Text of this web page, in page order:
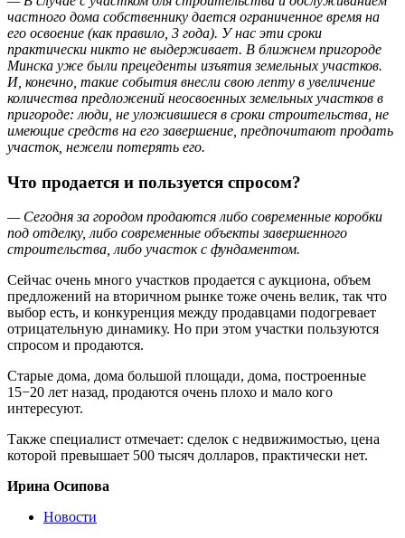
частного дома собственнику дается ограниченное время на
его освоение (как правило, 3 года). У нас эти сроки
практически никто не выдерживает. В ближнем пригороде
Минска уже были прецеденты изъятия земельных участков.
И, конечно, такие события внесли свою лепту в увеличение
количества предложений неосвоенных земельных участков в
пригороде: люди, не уложившиеся в сроки строительства, не
имеющие средств на его завершение, предпочитают продать
участок, нежели потерять его.
Что продается и пользуется спросом?
— Сегодня за городом продаются либо современные коробки
под отделку, либо современные объекты завершенного
строительства, либо участок с фундаментом.
Сейчас очень много участков продается с аукциона, объем
предложений на вторичном рынке тоже очень велик, так что
выбор есть, и конкуренция между продавцами подогревает
отрицательную динамику. Но при этом участки пользуются
спросом и продаются.
Старые дома, дома большой площади, дома, построенные
15−20 лет назад, продаются очень плохо и мало кого
интересуют.
Также специалист отмечает: сделок с недвижимостью, цена
которой превышает 500 тысяч долларов, практически нет.
Ирина Осипова
Новости